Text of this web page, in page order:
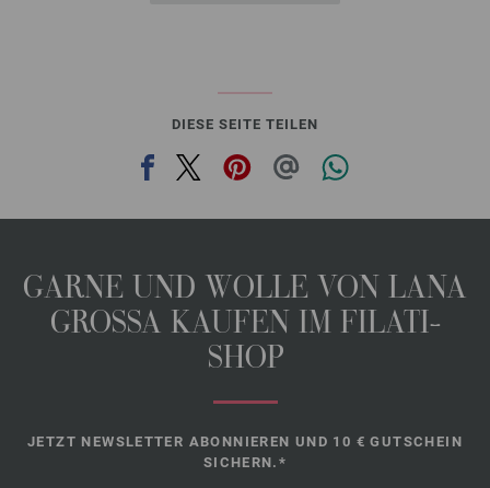
DIESE SEITE TEILEN
GARNE UND WOLLE VON LANA
GROSSA KAUFEN IM FILATI-
SHOP
JETZT NEWSLETTER ABONNIEREN UND 10 € GUTSCHEIN
SICHERN.*